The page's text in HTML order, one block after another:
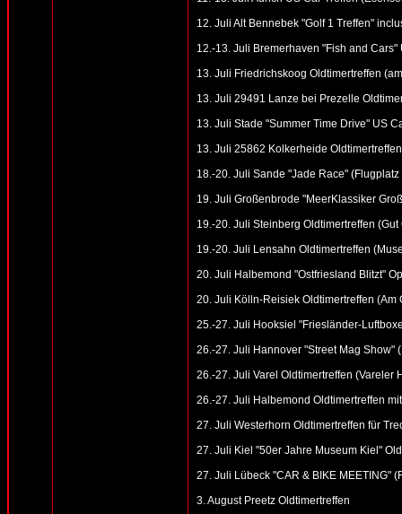
12. Juli Alt Bennebek "Golf 1 Treffen"
12.-13. Juli Bremerhaven "Fish and Cars"
13. Juli Friedrichskoog Oldtimertreffen
13. Juli 29491 Lanze bei Prezelle
13. Juli Stade "Summer Time Drive" US
13. Juli 25862 Kolkerheide
18.-20. Juli Sande "Jade Race"
19. Juli Großenbrode "MeerKlassiker
19.-20. Juli Steinberg Oldtimertreffen
19.-20. Juli Lensahn Oldtimertreffen
20. Juli Halbemond "Ostfriesland Blitzt"
20. Juli Kölln-Reisiek Oldtimertreffen (Am
25.-27. Juli Hooksiel "Friesländer-
26.-27. Juli Hannover "Street Mag Show"
26.-27. Juli Varel Oldtimertreffen (Vareler
26.-27. Juli Halbemond Oldtimertreffen
27. Juli Westerhorn Oldtimertreffen für
27. Juli Kiel "50er Jahre Museum Kiel"
27. Juli Lübeck "CAR & BIKE MEETING"
3. August Preetz Oldtimertreffen